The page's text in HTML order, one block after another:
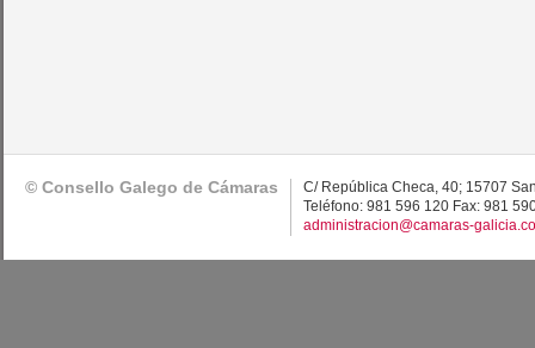
© Consello Galego de Cámaras
C/ República Checa, 40; 15707
Teléfono: 981 596 120 Fax: 981
administracion@camaras-